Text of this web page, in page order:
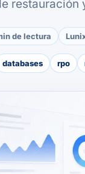
de lectura
databases rpo